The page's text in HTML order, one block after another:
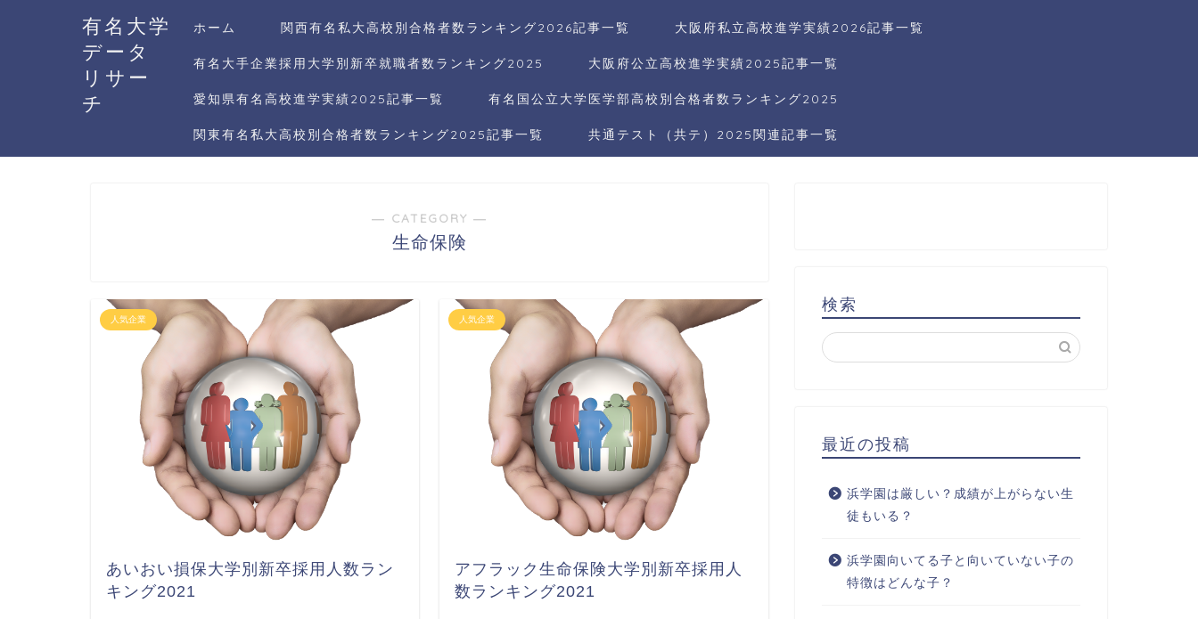
有名大学
データ
リサー
チ
ホーム 関西有名私大高校別合格者数ランキング2026記事一覧 大阪府私立高校進学実績2026記事一覧
有名大手企業採用大学別新卒就職者数ランキング2025 大阪府公立高校進学実績2025記事一覧
愛知県有名高校進学実績2025記事一覧 有名国公立大学医学部高校別合格者数ランキング2025
関東有名私大高校別合格者数ランキング2025記事一覧 共通テスト（共テ）2025関連記事一覧
― CATEGORY ―
生命保険
人気企業
あいおい損保大学別新卒採用人数ラン
キング2021
人気企業
アフラック生命保険大学別新卒採用人
数ランキング2021
検索
最近の投稿
浜学園は厳しい？成績が上がらない生
徒もいる？
浜学園向いてる子と向いていない子の
特徴はどんな子？